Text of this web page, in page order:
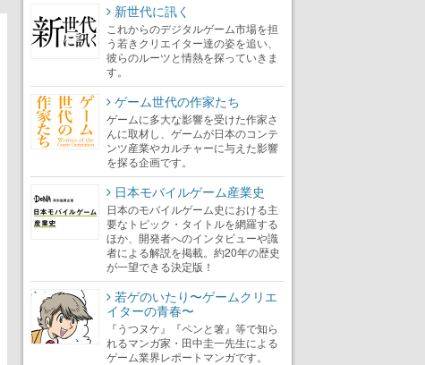
新世代に訊く
これからのデジタルゲーム市場を担
う若きクリエイター達の姿を追い、
彼らのルーツと情熱を探っていきま
す。
ゲーム世代の作家たち
ゲームに多大な影響を受けた作家さ
んに取材し、ゲームが日本のコンテ
ンツ産業やカルチャーに与えた影響
を探る企画です。
日本モバイルゲーム産業史
日本のモバイルゲーム史における主
要なトピック・タイトルを網羅する
ほか、開発者へのインタビューや識
者による解説を掲載。約20年の歴史
が一望できる決定版！
若ゲのいたり〜ゲームクリエ
イターの青春〜
『うつヌケ』『ペンと箸』等で知ら
れるマンガ家・田中圭一先生による
ゲーム業界レポートマンガです。